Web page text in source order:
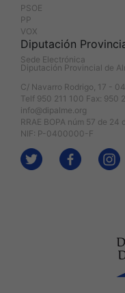
PSOE
PP
VOX
Diputación
Sede Electrónica
Diputación Provincial de
C/ Navarro Rodrigo, 17 -
Telf 950 211 100 Fax: 950
info@dipalme.org
RRAE BOPA núm 57 de 24
NIF: P-0400000-F